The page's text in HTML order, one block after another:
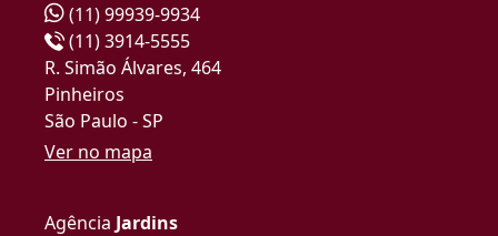
(11) 99939-9934
(11) 3914-5555
R. Simão Álvares, 464
Pinheiros
São Paulo - SP
Ver no mapa
Agência Jardins